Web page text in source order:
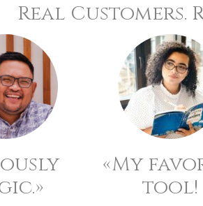
Real Customers.
«My
tool!